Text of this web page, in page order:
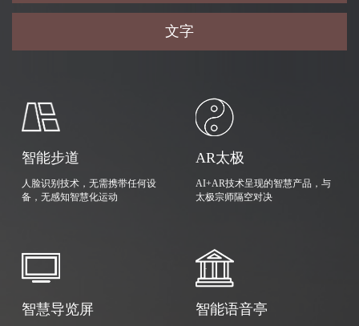
文字
智能步道
人脸识别技术，无需携带任何设
备，无感知智慧化运动
AR太极
AI+AR技术呈现的智慧产品，与
太极宗师隔空对决
智慧导览屏 智能语音亭